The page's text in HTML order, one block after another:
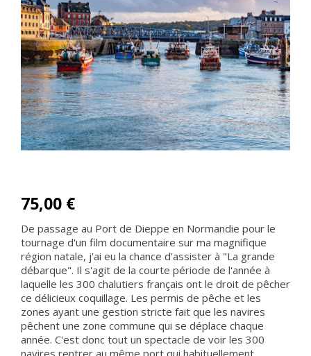
75,00 €
De passage au Port de Dieppe en Normandie pour le
tournage d'un film documentaire sur ma magnifique
région natale, j'ai eu la chance d'assister à "La grande
débarque". Il s'agit de la courte période de l'année à
laquelle les 300 chalutiers français ont le droit de pêcher
ce délicieux coquillage. Les permis de pêche et les
zones ayant une gestion stricte fait que les navires
pêchent une zone commune qui se déplace chaque
année. C'est donc tout un spectacle de voir les 300